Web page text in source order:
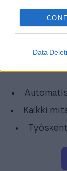
Data
Kaikki